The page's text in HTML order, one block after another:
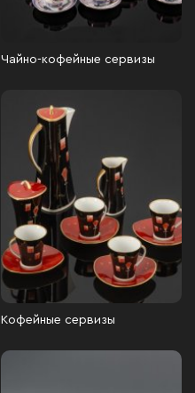
Чайно-кофейные сервизы
Кофейные сервизы